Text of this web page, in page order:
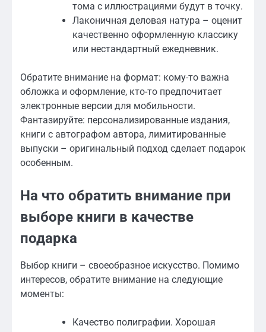
тома с иллюстрациями будут в точку.
Лаконичная деловая натура – оценит
качественно оформленную классику
или нестандартный ежедневник.
Обратите внимание на формат: кому-то важна
обложка и оформление, кто-то предпочитает
электронные версии для мобильности.
Фантазируйте: персонализированные издания,
книги с автографом автора, лимитированные
выпуски – оригинальный подход сделает подарок
особенным.
На что обратить внимание при
выборе книги в качестве
подарка
Выбор книги – своеобразное искусство. Помимо
интересов, обратите внимание на следующие
моменты:
Качество полиграфии. Хорошая